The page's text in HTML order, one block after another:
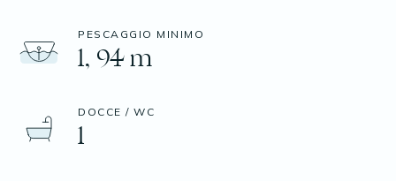
PESCAGGIO MINIMO
1, 94 m
DOCCE / WC
1